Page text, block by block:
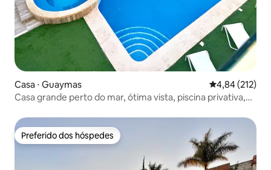
Casa ⋅ Guaymas 4,84 de uma
4,84 (212)
Casa grande perto do mar, ótima vista, piscina privativa,
Preferido dos hóspedes
Preferido dos hóspedes